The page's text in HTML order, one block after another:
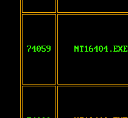
74059 NT16404.EXE